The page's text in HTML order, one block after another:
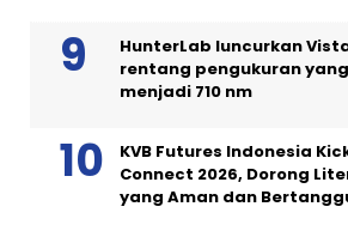
HunterLab luncurkan
rentang pengukuran
menjadi 710 nm
KVB Futures Indonesia
Connect 2026, Dorong
yang Aman dan